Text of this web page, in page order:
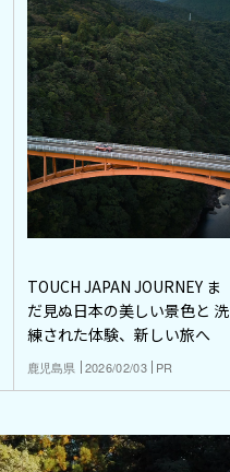
TOUCH JAPAN JOURNEY ま
だ見ぬ日本の美しい景色と 洗
練された体験、新しい旅へ
鹿児島県 2026/02/03 PR